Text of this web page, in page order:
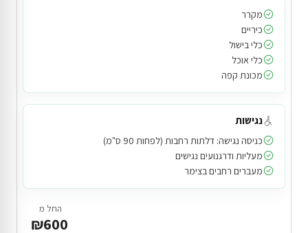
מקרר
כיריים
כלי בישול
כלי אוכל
מכונת קפה
נגישות
כניסה נגישה: דלתות רחבות (לפחות 90 ס"מ)
מעליות ודרגנועים נגישים
מעברים רחבים בצימר
החל מ
₪600